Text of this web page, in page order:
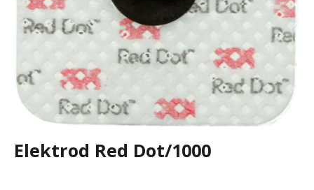
Elektrod Red Dot/1000